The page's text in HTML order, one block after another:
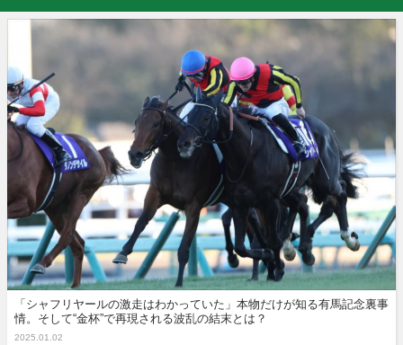
「シャフリヤールの激走はわかっていた」本物だけが知る有馬記念裏事
情。そして“金杯”で再現される波乱の結末とは？
2025.01.02